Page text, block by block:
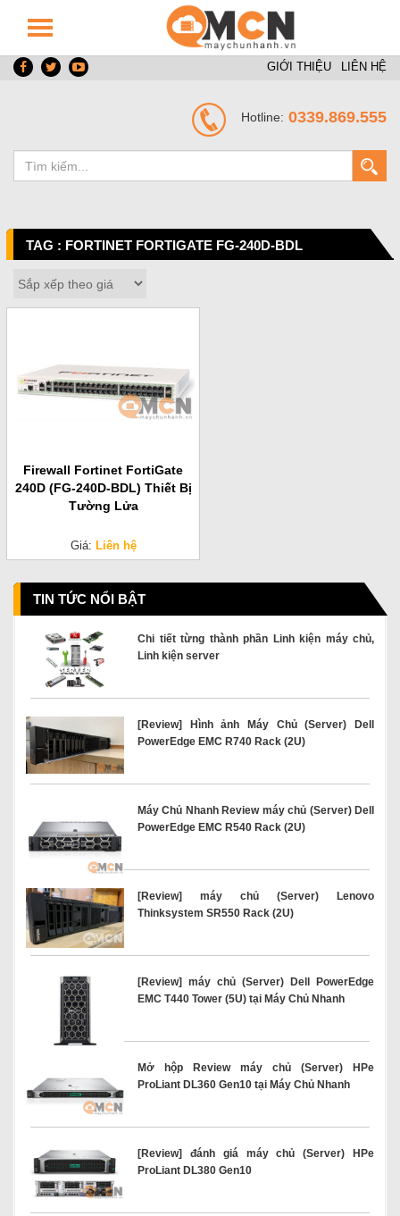
GIỚI THIỆU LIÊN HỆ
Hotline: 0339.869.555
TAG : FORTINET FORTIGATE FG-240D-BDL
Firewall Fortinet FortiGate
240D (FG-240D-BDL) Thiết Bị
Tường Lửa
Giá: Liên hệ
TIN TỨC NỔI BẬT
Chi tiết từng thành phần Linh kiện máy chủ,
Linh kiện server
[Review] Hình ảnh Máy Chủ (Server) Dell
PowerEdge EMC R740 Rack (2U)
Máy Chủ Nhanh Review máy chủ (Server) Dell
PowerEdge EMC R540 Rack (2U)
[Review] máy chủ (Server) Lenovo
Thinksystem SR550 Rack (2U)
[Review] máy chủ (Server) Dell PowerEdge
EMC T440 Tower (5U) tại Máy Chủ Nhanh
Mở hộp Review máy chủ (Server) HPe
ProLiant DL360 Gen10 tại Máy Chủ Nhanh
[Review] đánh giá máy chủ (Server) HPe
ProLiant DL380 Gen10